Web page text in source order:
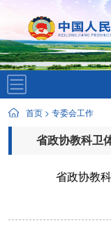
首页 > 专委会工作
省政协教科卫
省政协教